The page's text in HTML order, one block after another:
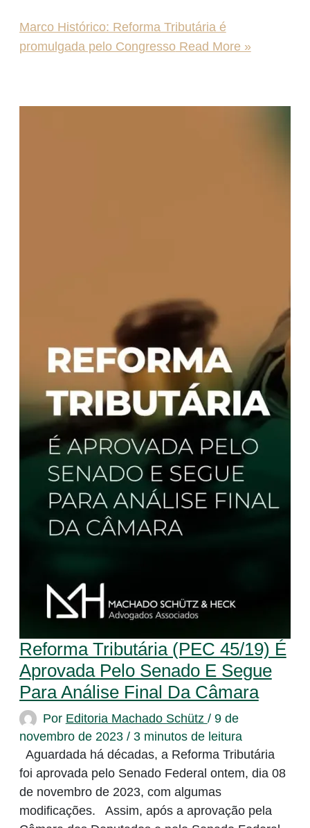
Marco Histórico: Reforma Tributária é
promulgada pelo CongressoRead More »
Reforma Tributária (PEC 45/19) É
Aprovada Pelo Senado E Segue
Para Análise Final Da Câmara
Por Editoria Machado Schütz / 9 de
novembro de 2023 / 3 minutos de leitura
Aguardada há décadas, a Reforma Tributária
foi aprovada pelo Senado Federal ontem, dia 08
de novembro de 2023, com algumas
modificações. Assim, após a aprovação pela